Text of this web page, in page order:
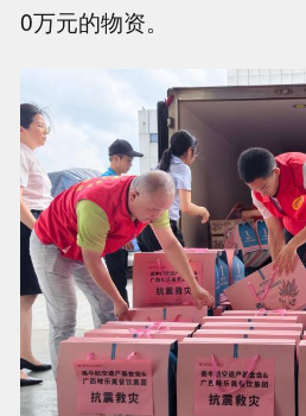
0万元的物资。